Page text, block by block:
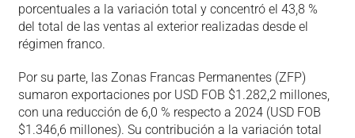
porcentuales a la variación total y concentró el 43,8 %
del total de las ventas al exterior realizadas desde el
régimen franco.
Por su parte, las Zonas Francas Permanentes (ZFP)
sumaron exportaciones por USD FOB $1.282,2 millones,
con una reducción de 6,0 % respecto a 2024 (USD FOB
$1.346,6 millones). Su contribución a la variación total